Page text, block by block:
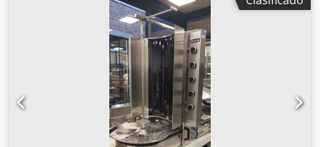
de la reconocida marca Bartscher. Ideal para restaurantes,
panaderías, negocios de comida rápida y todo tipo de
cocinas profesionales. ✅ Características principales: 6
fogones de gas de alto rendimiento Horno eléctrico
integrado de gran capacidad Construcción en acero
inoxidable – duradero y fácil de limpiar Calidad de
fabricación profesional para uso continuo Perfecta para
cualquier tipo de gastronomía comercial Producto original
Bartscher reconocido por su rendimiento duradero
Dkedpfx Aisx Aip Do Ior Estado: NUEVO